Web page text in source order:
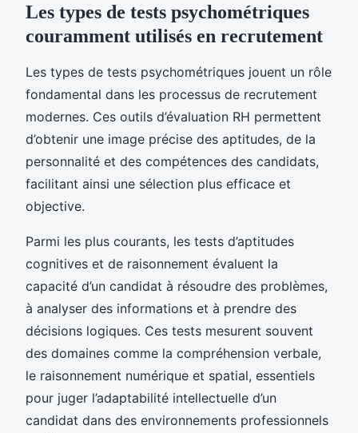
Les types de tests psychométriques
couramment utilisés en recrutement
Les types de tests psychométriques jouent un rôle
fondamental dans les processus de recrutement
modernes. Ces outils d’évaluation RH permettent
d’obtenir une image précise des aptitudes, de la
personnalité et des compétences des candidats,
facilitant ainsi une sélection plus efficace et
objective.
Parmi les plus courants, les tests d’aptitudes
cognitives et de raisonnement évaluent la
capacité d’un candidat à résoudre des problèmes,
à analyser des informations et à prendre des
décisions logiques. Ces tests mesurent souvent
des domaines comme la compréhension verbale,
le raisonnement numérique et spatial, essentiels
pour juger l’adaptabilité intellectuelle d’un
candidat dans des environnements professionnels